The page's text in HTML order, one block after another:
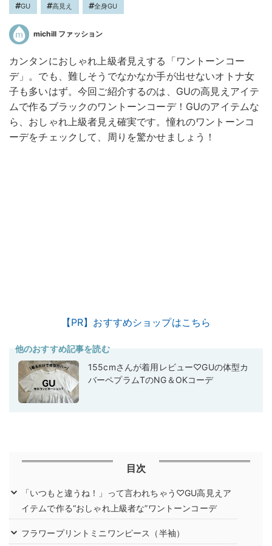
GU 高見え 全身GU
michill ファッション
カンタンにおしゃれ上級者見えする「ワントーンコー
デ」。でも、難しそうでなかなか手が出せないオトナ女
子も多いはず。今回ご紹介するのは、GUの高見えアイテ
ムで作るブラックのワントーンコーデ！GUのアイテムな
ら、おしゃれ上級者見え確実です。憧れのワントーンコ
ーデをチェックして、周りを驚かせましょう！
【PR】おすすめショップはこちら
他のおすすめ記事を読む
155cmさんが着用レビュー♡GUの体型カ
バーペプラムTのNG＆OKコーデ
目次
「いつもと違うね！」って言われちゃう♡GU高見えア
イテムで作る“おしゃれ上級者な”ワントーンコーデ
フラワープリントミニワンピース（半袖）